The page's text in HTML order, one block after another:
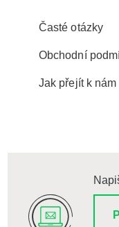
Časté otázky
Obchodní
Jak přejít k nám